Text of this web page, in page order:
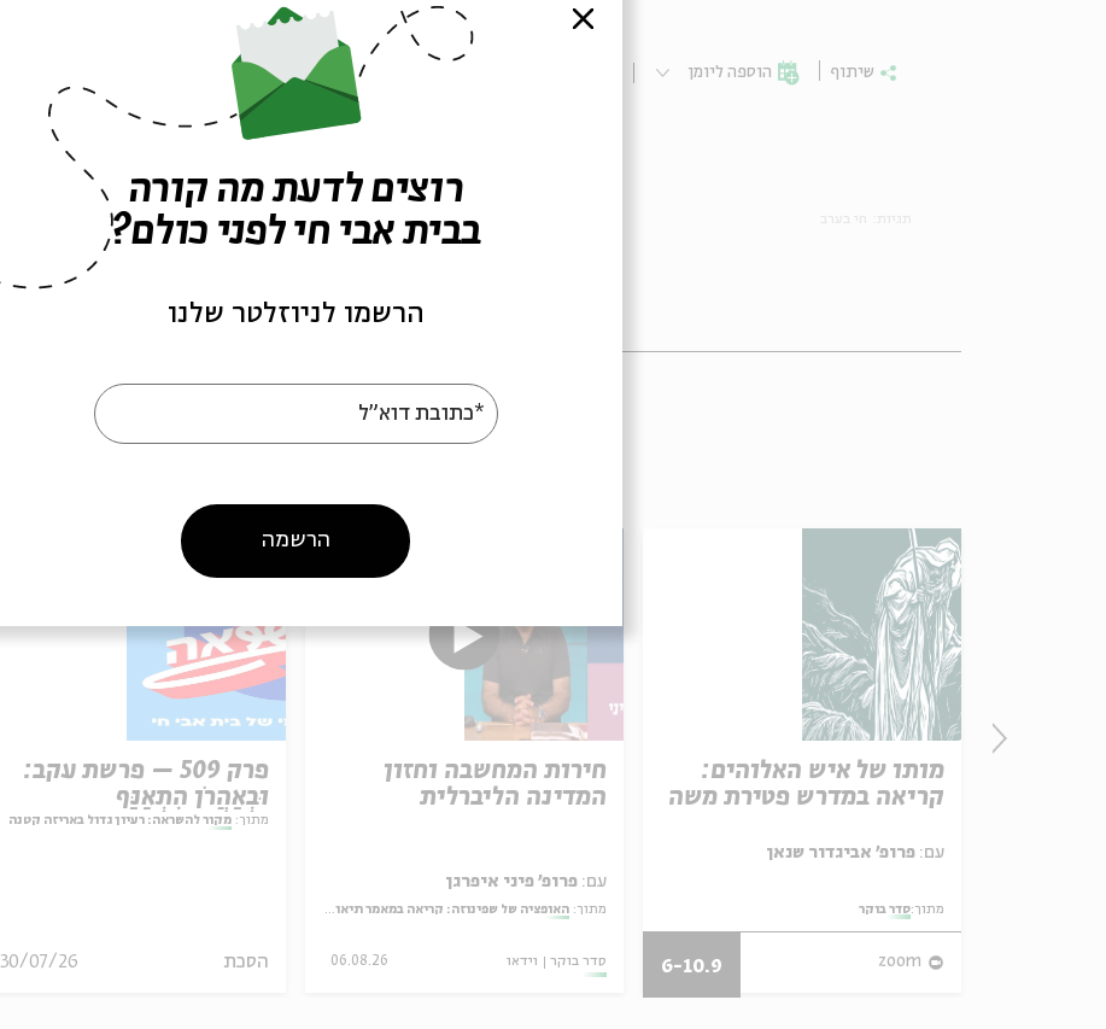
שיתוף הוספה ליומן
פרק 509 – פרשת עקב:
וּבְאַהֲרֹן הִתְאַנַּף
מתוך: מקור להשראה: רעיון גדול באריזה קטנה
הסכת 30/07/26
חירות המחשבה וחזון
המדינה הליברלית
עם: פרופ' פיני איפרגן
מתוך: האופציה של שפינוזה: קריאה במאמר תיאולוגי־מדיני
סדר בוקר וידאו 06.08.26
מותו של איש האלוהים:
קריאה במדרש פטירת משה
עם:
מתוך:סדר בוקר
zoom
6-10.9
סגור
רוצים לדעת מה קורה
בבית אבי חי לפני כולם?
הרשמו לניוזלטר שלנו
*כתובת דוא"ל
הרשמה